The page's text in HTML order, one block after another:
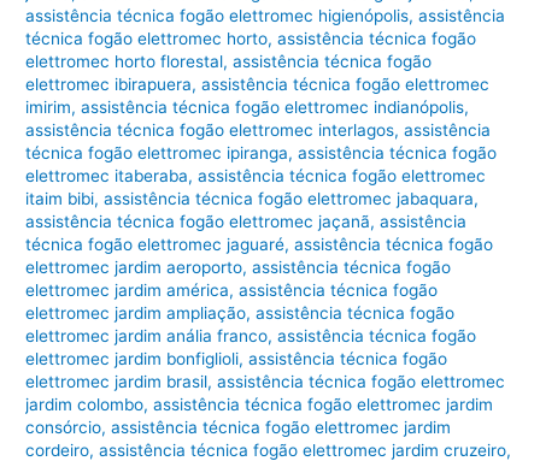
assistência técnica fogão elettromec higienópolis,assistência
técnica fogão elettromec horto,assistência técnica fogão
elettromec horto florestal,assistência técnica fogão
elettromec ibirapuera,assistência técnica fogão elettromec
imirim,assistência técnica fogão elettromec indianópolis,
assistência técnica fogão elettromec interlagos,assistência
técnica fogão elettromec ipiranga,assistência técnica fogão
elettromec itaberaba,assistência técnica fogão elettromec
itaim bibi,assistência técnica fogão elettromec jabaquara,
assistência técnica fogão elettromec jaçanã,assistência
técnica fogão elettromec jaguaré,assistência técnica fogão
elettromec jardim aeroporto,assistência técnica fogão
elettromec jardim américa,assistência técnica fogão
elettromec jardim ampliação,assistência técnica fogão
elettromec jardim anália franco,assistência técnica fogão
elettromec jardim bonfiglioli,assistência técnica fogão
elettromec jardim brasil,assistência técnica fogão elettromec
jardim colombo,assistência técnica fogão elettromec jardim
consórcio,assistência técnica fogão elettromec jardim
cordeiro,assistência técnica fogão elettromec jardim cruzeiro,